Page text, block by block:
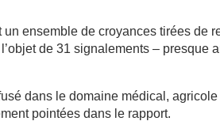
ensemble de croyances tirées de
de 31 signalements – presque
dans le domaine médical,
pointées dans le rapport.